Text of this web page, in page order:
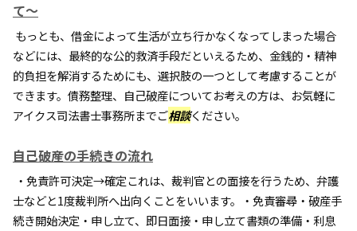
て～
もっとも、借金によって生活が立ち行かなくなってしまった場合
などには、最終的な公的救済手段だといえるため、金銭的・精神
的負担を解消するためにも、選択肢の一つとして考慮することが
できます。債務整理、自己破産についてお考えの方は、お気軽に
アイクス司法書士事務所までご相談ください。
自己破産の手続きの流れ
・免責許可決定→確定これは、裁判官との面接を行うため、弁護
士などと1度裁判所へ出向くことをいいます。・免責審尋・破産手
続き開始決定・申し立て、即日面接・申し立て書類の準備・利息